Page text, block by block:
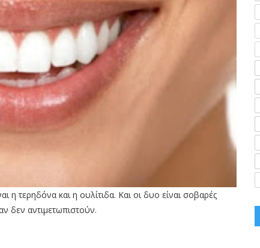
η τερηδόνα και η ουλίτιδα. Και οι δυο είναι σοβαρές
δεν αντιμετωπιστούν.